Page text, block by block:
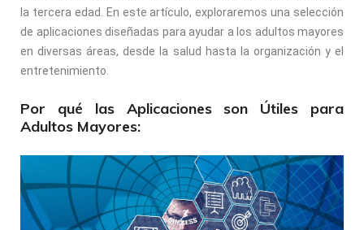
la tercera edad. En este artículo, exploraremos una selección
de aplicaciones diseñadas para ayudar a los adultos mayores
en diversas áreas, desde la salud hasta la organización y el
entretenimiento.
Por qué las Aplicaciones son Útiles para
Adultos Mayores: